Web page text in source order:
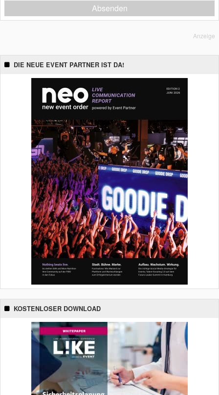
Absenden
Anzeige
DIE NEUE EVENT PARTNER IST DA!
KOSTENLOSER DOWNLOAD